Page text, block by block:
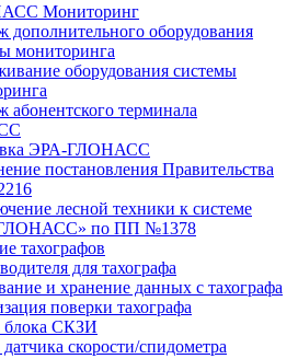
Мониторинг
дополнительного оборудования
мониторинга
оборудования системы
абонентского терминала
ЭРА-ГЛОНАСС
постановления Правительства
лесной техники к системе
по ПП №1378
тахографов
для тахографа
и хранение данных с тахографа
поверки тахографа
блока СКЗИ
скорости/спидометра